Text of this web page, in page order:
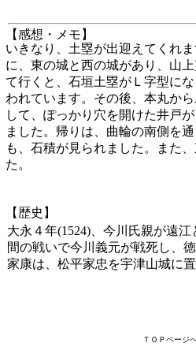
いきなり、土塁が出迎えてくれ
に、東の城と西の城があり、山
て行くと、石垣土塁がＬ字型に
われています。その後、本丸か
して、ぽっかり穴を開けた井戸
ました。帰りは、曲輪の南側を
も、石積が見られました。また
た。
【感想・メモ】
ＴＯＰページ
【歴史】
大永４年(1524)、今川氏親が遠
間の戦いで今川義元が戦死し、
家康は、松平家忠を宇津山城に